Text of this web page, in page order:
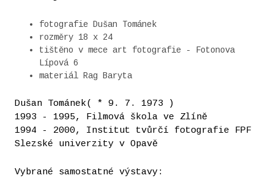
fotografie Dušan Tománek
rozměry 18 x 24
tištěno v mece art fotografie - Fotonova
Lípová 6
materiál Rag Baryta
Dušan Tománek( * 9. 7. 1973 )
1993 - 1995, Filmová škola ve Zlíně
1994 - 2000, Institut tvůrčí fotografie FPF
Slezské univerzity v Opavě
Vybrané samostatné výstavy: